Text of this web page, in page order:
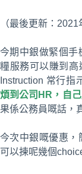
（最後更新：2021
今期中銀做緊個手
糧服務可以賺到高
Instruction 常行指
煩到公司HR，自
果係公務員嘅話，
今次中銀嘅優惠，
可以揀呢幾個